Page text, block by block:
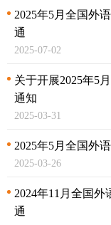
2025年5月全国外
通
2025-07-02
关于开展2025年5
通知
2025-03-31
2025年5月全国外
2025-03-26
2024年11月全国
通